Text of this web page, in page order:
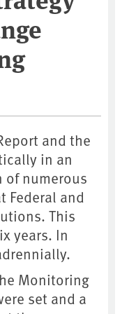
and the
in an
numerous
Federal and
This
years. In
Monitoring
set and a